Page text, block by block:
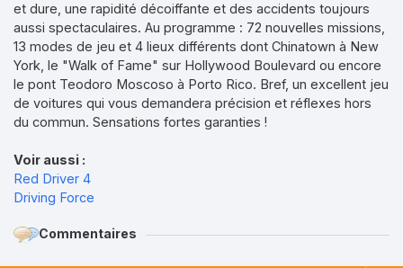
et dure, une rapidité décoiffante et des accidents toujours
aussi spectaculaires. Au programme : 72 nouvelles missions,
13 modes de jeu et 4 lieux différents dont Chinatown à New
York, le "Walk of Fame" sur Hollywood Boulevard ou encore
le pont Teodoro Moscoso à Porto Rico. Bref, un excellent jeu
de voitures qui vous demandera précision et réflexes hors
du commun. Sensations fortes garanties !
Voir aussi :
Red Driver 4
Driving Force
Commentaires